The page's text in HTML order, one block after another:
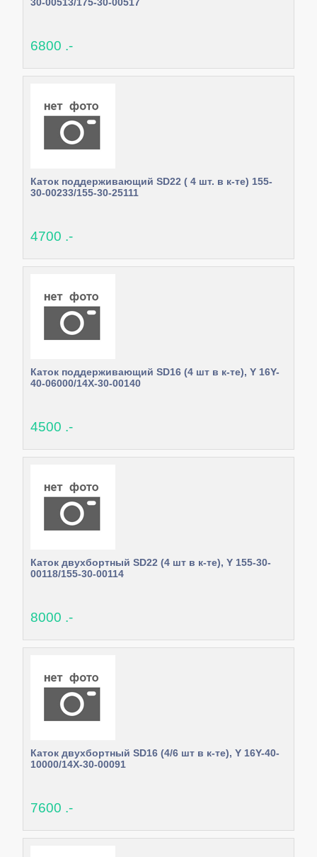
6800 .-
Каток поддерживающий SD22 ( 4 шт. в к-те) 155-
30-00233/155-30-25111
4700 .-
Каток поддерживающий SD16 (4 шт в к-те), Y 16Y-
40-06000/14X-30-00140
4500 .-
Каток двухбортный SD22 (4 шт в к-те), Y 155-30-
00118/155-30-00114
8000 .-
Каток двухбортный SD16 (4/6 шт в к-те), Y 16Y-40-
10000/14X-30-00091
7600 .-